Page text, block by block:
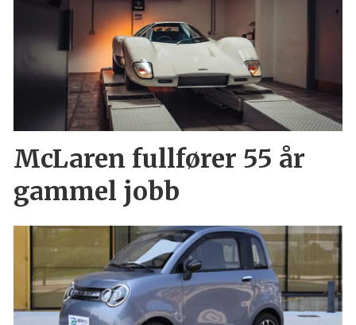
McLaren fullfører 55 år
gammel jobb